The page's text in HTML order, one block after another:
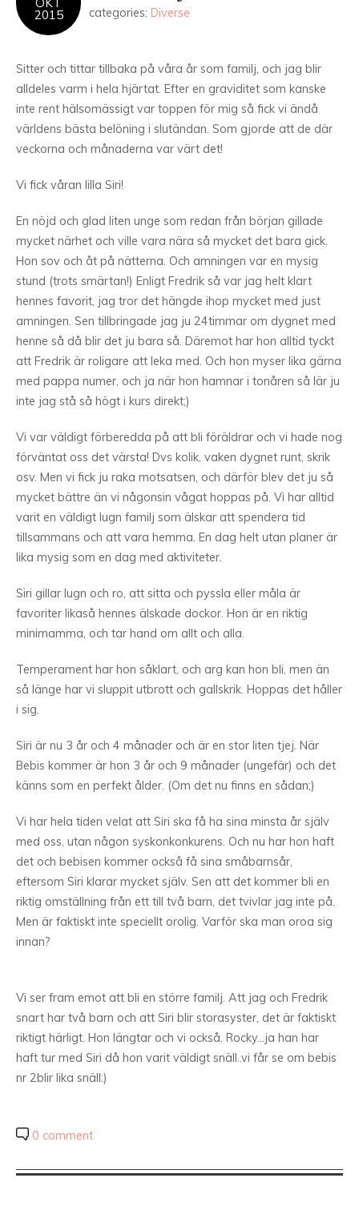
2015 categories: Diverse
Sitter och tittar tillbaka på våra år som familj, och jag blir
alldeles varm i hela hjärtat. Efter en graviditet som kanske
inte rent hälsomässigt var toppen för mig så fick vi ändå
världens bästa belöning i slutändan. Som gjorde att de där
veckorna och månaderna var värt det!
Vi fick våran lilla Siri!
En nöjd och glad liten unge som redan från början gillade
mycket närhet och ville vara nära så mycket det bara gick.
Hon sov och åt på nätterna. Och amningen var en mysig
stund (trots smärtan!) Enligt Fredrik så var jag helt klart
hennes favorit, jag tror det hängde ihop mycket med just
amningen. Sen tillbringade jag ju 24timmar om dygnet med
henne så då blir det ju bara så. Däremot har hon alltid tyckt
att Fredrik är roligare att leka med. Och hon myser lika gärna
med pappa numer, och ja när hon hamnar i tonåren så lär ju
inte jag stå så högt i kurs direkt;)
Vi var väldigt förberedda på att bli föräldrar och vi hade nog
förväntat oss det värsta! Dvs kolik, vaken dygnet runt, skrik
osv. Men vi fick ju raka motsatsen, och därför blev det ju så
mycket bättre än vi någonsin vågat hoppas på. Vi har alltid
varit en väldigt lugn familj som älskar att spendera tid
tillsammans och att vara hemma. En dag helt utan planer är
lika mysig som en dag med aktiviteter.
Siri gillar lugn och ro, att sitta och pyssla eller måla är
favoriter likaså hennes älskade dockor. Hon är en riktig
minimamma, och tar hand om allt och alla.
Temperament har hon såklart, och arg kan hon bli, men än
så länge har vi sluppit utbrott och gallskrik. Hoppas det håller
i sig.
Siri är nu 3 år och 4 månader och är en stor liten tjej. När
Bebis kommer är hon 3 år och 9 månader (ungefär) och det
känns som en perfekt ålder. (Om det nu finns en sådan;)
Vi har hela tiden velat att Siri ska få ha sina minsta år själv
med oss, utan någon syskonkonkurens. Och nu har hon haft
det och bebisen kommer också få sina småbarnsår,
eftersom Siri klarar mycket själv. Sen att det kommer bli en
riktig omställning från ett till två barn, det tvivlar jag inte på.
Men är faktiskt inte speciellt orolig. Varför ska man oroa sig
innan?
Vi ser fram emot att bli en större familj. Att jag och Fredrik
snart har två barn och att Siri blir storasyster, det är faktiskt
riktigt härligt. Hon längtar och vi också. Rocky…ja han har
haft tur med Siri då hon varit väldigt snäll..vi får se om bebis
nr 2blir lika snäll:)
0 comment